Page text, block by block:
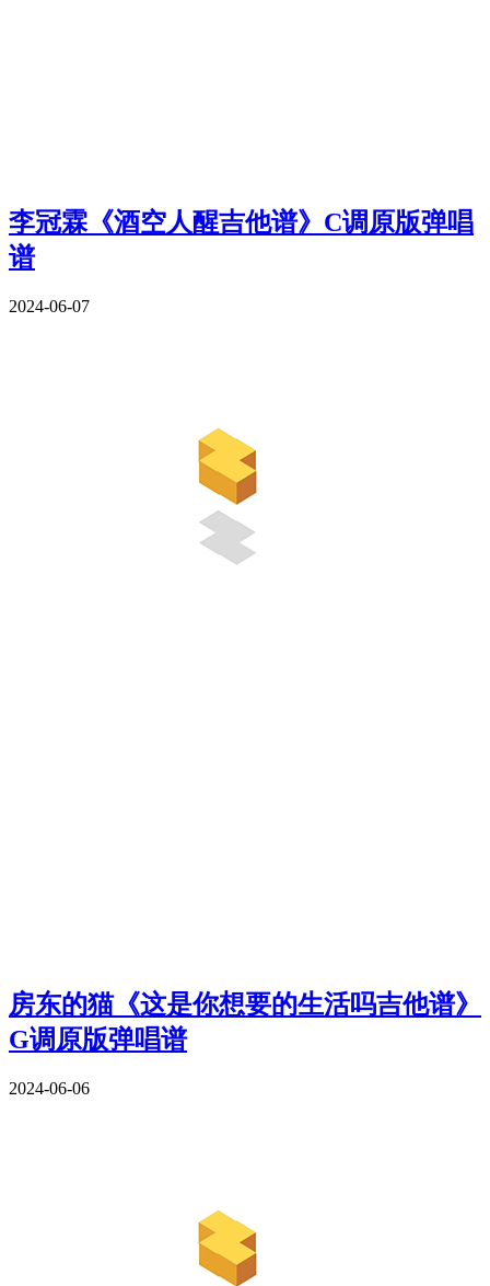
李冠霖《酒空人醒吉他谱》C调原版弹唱
谱
2024-06-07
房东的猫《这是你想要的生活吗吉他谱》
G调原版弹唱谱
2024-06-06